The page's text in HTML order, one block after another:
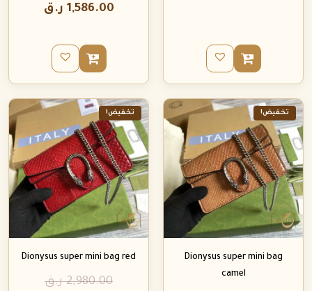
1,586.00 ر.ق
تخفيض!
Dionysus super mini bag
camel
تخفيض!
Dionysus super mini bag red
2,980.00 ر.ق